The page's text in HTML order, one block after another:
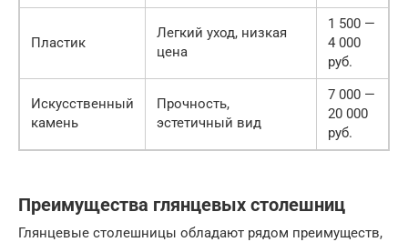
Пластик
Легкий уход, низкая
цена
1 500 —
4 000
руб.
Искусственный
камень
Прочность,
эстетичный вид
7 000 —
20 000
руб.
Преимущества глянцевых столешниц
Глянцевые столешницы обладают рядом преимуществ,